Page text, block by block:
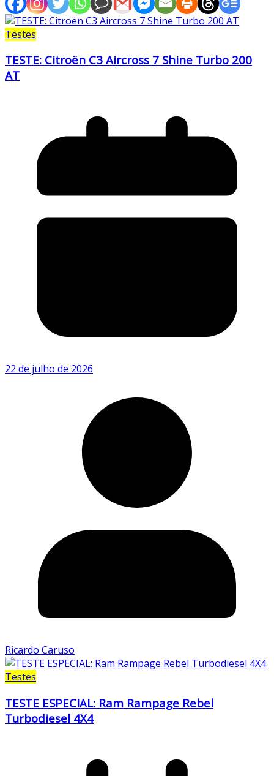
Testes
TESTE: Citroën C3 Aircross 7 Shine Turbo 200
AT
22 de julho de 2026
Ricardo Caruso
Testes
TESTE ESPECIAL: Ram Rampage Rebel
Turbodiesel 4X4